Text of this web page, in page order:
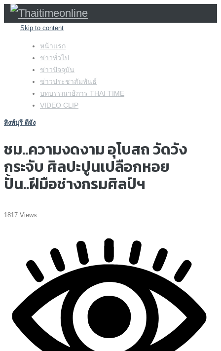
Skip to content
หน้าแรก
ข่าวทั่วไป
ข่าวปัจจุบัน
ข่าวประชาสัมพันธ์
บทบรรณาธิการ THAI TIME
VIDEO CLIP
สิงห์บุรี ดีจัง
ชม..ความงดงาม อุโบสถ วัดวัง
กระจับ ศิลปะปูนเปลือกหอย
ปั้น..ฝีมือช่างกรมศิลป์ฯ
1817 Views